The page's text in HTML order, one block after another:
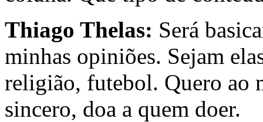
Thiago Thelas: Será
minhas opiniões. Sejam
religião, futebol. Quero ao
sincero, doa a quem doer.